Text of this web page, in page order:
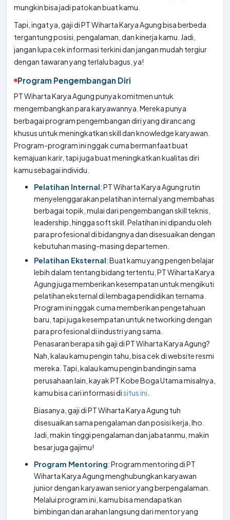
mungkin bisa jadi patokan buat kamu.
Tapi, ingat ya, gaji di PT Wiharta Karya Agung bisa berbeda
tergantung posisi, pengalaman, dan kinerja kamu. Jadi,
jangan lupa cek informasi terkini dan jangan mudah tergiur
dengan tawaran yang terlalu bagus, ya!
Program Pengembangan Diri
PT Wiharta Karya Agung punya komitmen untuk
mengembangkan para karyawannya. Mereka punya
berbagai program pengembangan diri yang dirancang
khusus untuk meningkatkan skill dan knowledge karyawan.
Program-program ini nggak cuma bermanfaat buat
kemajuan karir, tapi juga buat meningkatkan kualitas diri
kamu sebagai individu.
Pelatihan Internal: PT Wiharta Karya Agung rutin
menyelenggarakan pelatihan internal yang membahas
berbagai topik, mulai dari pengembangan skill teknis,
leadership, hingga soft skill. Pelatihan ini dipandu oleh
para profesional di bidangnya dan disesuaikan dengan
kebutuhan masing-masing departemen.
Pelatihan Eksternal: Buat kamu yang pengen belajar
lebih dalam tentang bidang tertentu, PT Wiharta Karya
Agung juga memberikan kesempatan untuk mengikuti
pelatihan eksternal di lembaga pendidikan ternama.
Program ini nggak cuma memberikan pengetahuan
baru, tapi juga kesempatan untuk networking dengan
para profesional di industri yang sama.
Penasaran berapa sih gaji di PT Wiharta Karya Agung?
Nah, kalau kamu pengin tahu, bisa cek di website resmi
mereka. Tapi, kalau kamu pengin bandingin sama
perusahaan lain, kayak PT Kobe Boga Utama misalnya,
kamu bisa cari informasi disitus ini
Biasanya, gaji di PT Wiharta Karya Agung tuh
disesuaikan sama pengalaman dan posisi kerja, lho.
Jadi, makin tinggi pengalaman dan jabatanmu, makin
besar juga gajimu!
Program Mentoring: Program mentoring di PT
Wiharta Karya Agung menghubungkan karyawan
junior dengan karyawan senior yang berpengalaman.
Melalui program ini, kamu bisa mendapatkan
bimbingan dan arahan langsung dari mentor yang